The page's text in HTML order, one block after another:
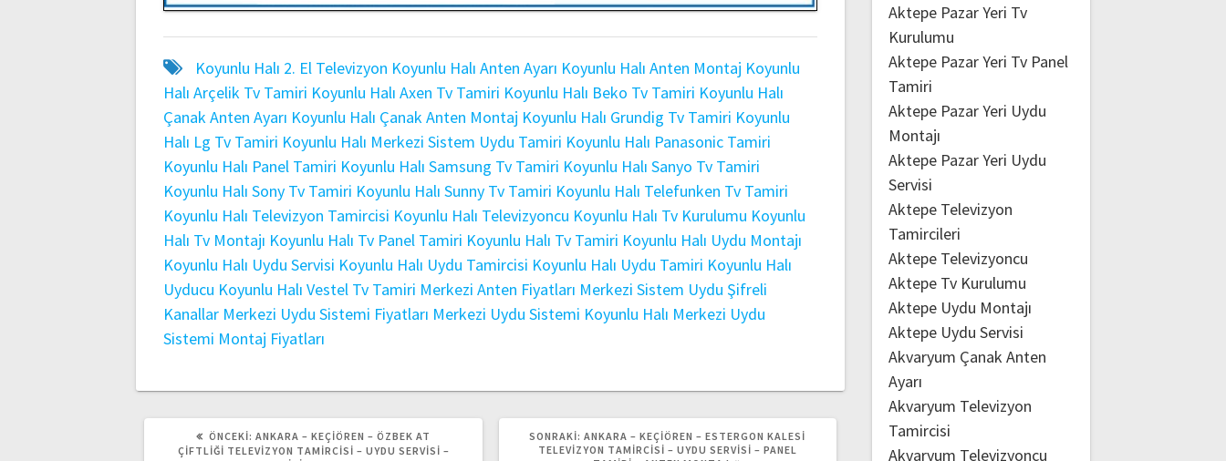
Koyunlu Halı 2. El Televizyon Koyunlu Halı Anten Ayarı Koyunlu Halı Anten Montaj Koyunlu
Halı Arçelik Tv Tamiri Koyunlu Halı Axen Tv Tamiri Koyunlu Halı Beko Tv Tamiri Koyunlu Halı
Çanak Anten Ayarı Koyunlu Halı Çanak Anten Montaj Koyunlu Halı Grundig Tv Tamiri Koyunlu
Halı Lg Tv Tamiri Koyunlu Halı Merkezi Sistem Uydu Tamiri Koyunlu Halı Panasonic Tamiri
Koyunlu Halı Panel Tamiri Koyunlu Halı Samsung Tv Tamiri Koyunlu Halı Sanyo Tv Tamiri
Koyunlu Halı Sony Tv Tamiri Koyunlu Halı Sunny Tv Tamiri Koyunlu Halı Telefunken Tv Tamiri
Koyunlu Halı Televizyon Tamircisi Koyunlu Halı Televizyoncu Koyunlu Halı Tv Kurulumu Koyunlu
Halı Tv Montajı Koyunlu Halı Tv Panel Tamiri Koyunlu Halı Tv Tamiri Koyunlu Halı Uydu Montajı
Koyunlu Halı Uydu Servisi Koyunlu Halı Uydu Tamircisi Koyunlu Halı Uydu Tamiri Koyunlu Halı
Uyducu Koyunlu Halı Vestel Tv Tamiri Merkezi Anten Fiyatları Merkezi Sistem Uydu Şifreli
Kanallar Merkezi Uydu Sistemi Fiyatları Merkezi Uydu Sistemi Koyunlu Halı Merkezi Uydu
Sistemi Montaj Fiyatları
ÖNCEKI: ÖNCEKI
YAZI:
ANKARA – KEÇIÖREN – ÖZBEK AT
ÇIFTLIĞI TELEVIZYON TAMIRCISI – UYDU SERVISI –
SONRAKI: SONRAKI
YAZI:
ANKARA – KEÇIÖREN – ESTERGON KALESI
TELEVIZYON TAMIRCISI – UYDU SERVISI – PANEL
Aktepe Pazar Yeri Tv
Kurulumu
Aktepe Pazar Yeri Tv Panel
Tamiri
Aktepe Pazar Yeri Uydu
Montajı
Aktepe Pazar Yeri Uydu
Servisi
Aktepe Televizyon
Tamircileri
Aktepe Televizyoncu
Aktepe Tv Kurulumu
Aktepe Uydu Montajı
Aktepe Uydu Servisi
Akvaryum Çanak Anten
Ayarı
Akvaryum Televizyon
Tamircisi
Akvaryum Televizyoncu